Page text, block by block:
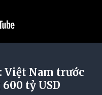
Việt Nam trước
tỷ USD